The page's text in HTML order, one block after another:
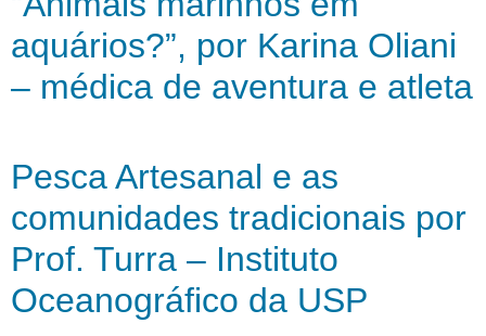
aquários?”, por Karina Oliani
– médica de aventura e atleta
Pesca Artesanal e as
comunidades tradicionais por
Prof. Turra – Instituto
Oceanográfico da USP